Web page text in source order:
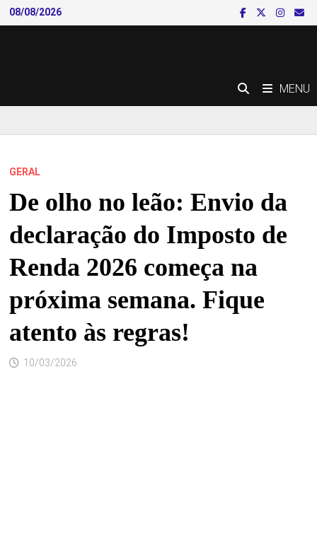
Skip
to
08/08/2026
MENU
GERAL
De olho no leão: Envio da
declaração do Imposto de
Renda 2026 começa na
próxima semana. Fique
atento às regras!
10/03/2026